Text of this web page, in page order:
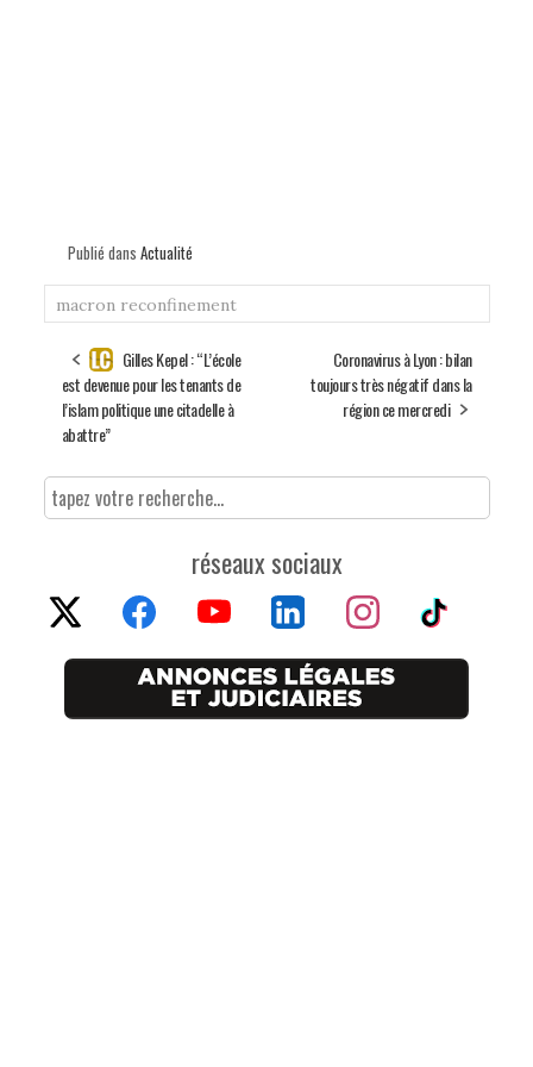
Publié dans Actualité
macron reconfinement
Gilles Kepel : “L’école
est devenue pour les tenants de
l’islam politique une citadelle à
abattre”
Coronavirus à Lyon : bilan
toujours très négatif dans la
région ce mercredi
réseaux sociaux